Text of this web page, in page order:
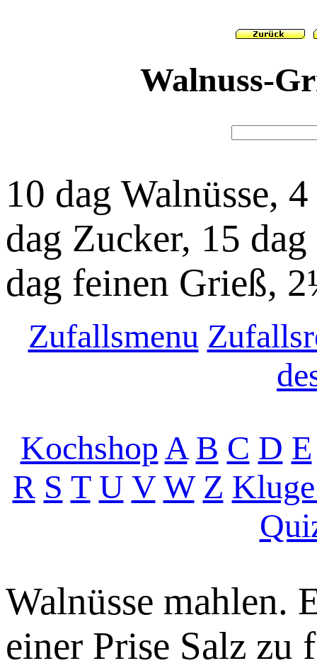
Walnuss-
10 dag Walnüsse,
dag Zucker, 15
dag feinen Grieß,
Zufallsmenu
KochshopA B C D E
R S T U V W Z
Walnüsse mahlen.
einer Prise Salz zu